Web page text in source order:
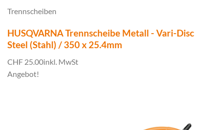
Trennscheiben
HUSQVARNA Trennscheibe Metall - Vari-Disc
Steel (Stahl) / 350 x 25.4mm
CHF 25.00inkl. MwSt
Angebot!